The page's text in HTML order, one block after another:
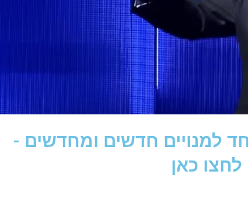
למנויים חדשים ומחדשים -
לחצו כאן